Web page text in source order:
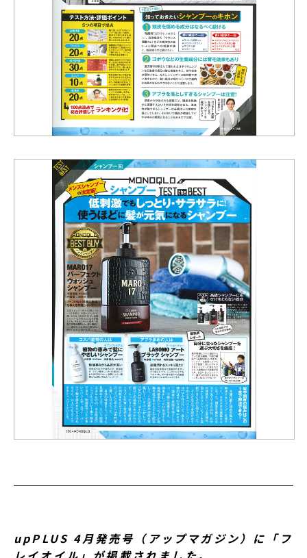
upPLUS 4月発売号（アップマガジン）に「フ